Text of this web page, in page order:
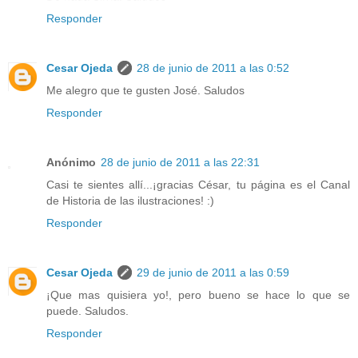
Responder
Cesar Ojeda
28 de junio de 2011 a las 0:52
Me alegro que te gusten José. Saludos
Responder
Anónimo 28 de junio de 2011 a las 22:31
Casi te sientes allí...¡gracias César, tu página es el Canal
de Historia de las ilustraciones! :)
Responder
Cesar Ojeda
29 de junio de 2011 a las 0:59
¡Que mas quisiera yo!, pero bueno se hace lo que se
puede. Saludos.
Responder